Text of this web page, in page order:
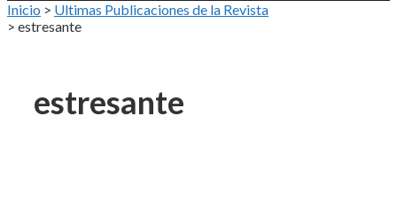
Inicio > Ultimas Publicaciones de la Revista
> estresante
estresante